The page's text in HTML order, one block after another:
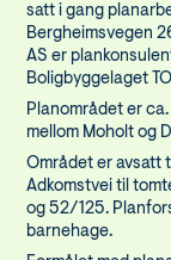
satt i gang
Bergheimsvegen
AS er
Boligbyggelaget
Planområdet er
mellom Moholt og
Området er avsatt
Adkomstvei til
og 52/125.
barnehage.